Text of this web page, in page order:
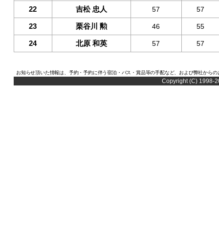
22 吉松 忠人 57 57
23 栗谷川 勲 46 55
24 北原 和英 57 57
お知らせ頂いた情報は、予約・予約に伴う宿泊・バス・賞品等の手配など、および弊社から
Copyright (C) 1998-